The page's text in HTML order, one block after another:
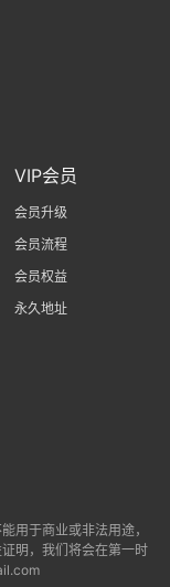
VIP会员
会员升级
会员流程
会员权益
永久地址
用于商业或非法用途，
明，我们将会在第一时